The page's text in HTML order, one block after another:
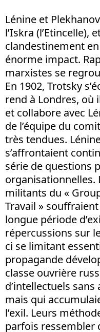
Lénine et
l’Iskra (l’Etincelle),
clandestinement
énorme impact.
marxistes se
En 1902, Trotsky
rend à Londres, où
et collabore avec
de l’équipe du
très tendues.
s’affrontaient
série de questions
organisationnelles.
militants du «
Travail »
longue période
répercussions sur
ci se limitant
propagande
classe ouvrière
d’intellectuels
mais qui
l’exil. Leurs
parfois ressembler